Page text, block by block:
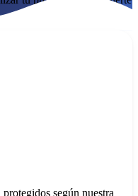
según nuestra